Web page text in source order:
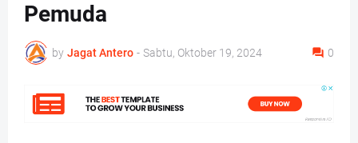
Pemuda
by Jagat Antero - Sabtu, Oktober 19, 2024 0